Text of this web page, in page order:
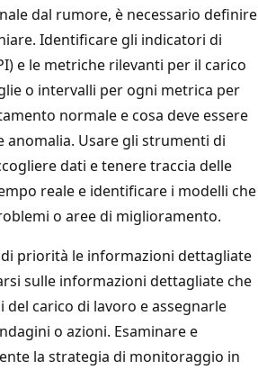
dal rumore, è necessario definire
Identificare gli indicatori di
e le metriche rilevanti per il carico
o intervalli per ogni metrica per
normale e cosa deve essere
anomalia. Usare gli strumenti di
dati e tenere traccia delle
reale e identificare i modelli che
o aree di miglioramento.
priorità le informazioni dettagliate
sulle informazioni dettagliate che
carico di lavoro e assegnarle
o azioni. Esaminare e
la strategia di monitoraggio in